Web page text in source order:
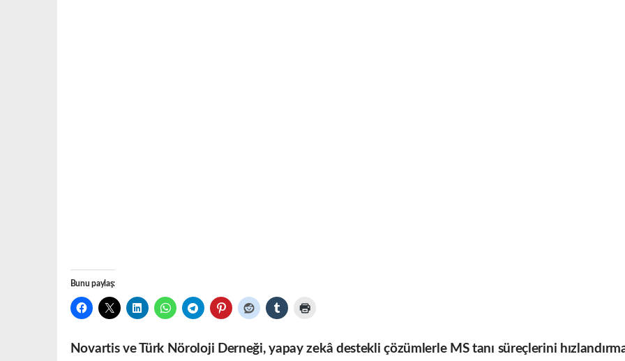
Bunu paylaş:
Novartisve Türk Nöroloji Derneği, yapay zekâ destekli çözümlerle MS tanı süreçlerini